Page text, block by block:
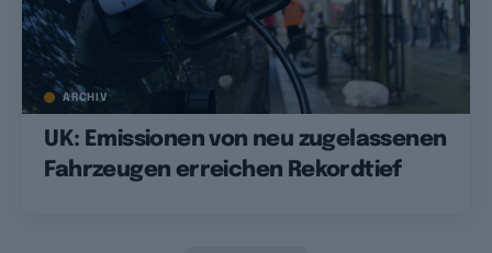
ARCHIV
UK: Emissionen von neu zugelassenen
Fahrzeugen erreichen Rekordtief